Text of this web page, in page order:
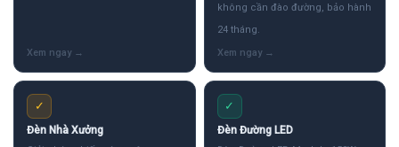
không cần đào đường, bảo hành
24 tháng.
✓
Đèn Nhà Xưởng
✓
Đèn Đường LED